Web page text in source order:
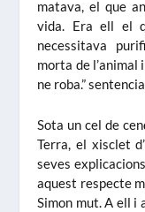
matava, el que
vida. Era ell el
necessitava
morta de
ne roba.”
Sota un cel de
Terra, el xisclet
seves
aquest respecte
Simon mut. A ell i